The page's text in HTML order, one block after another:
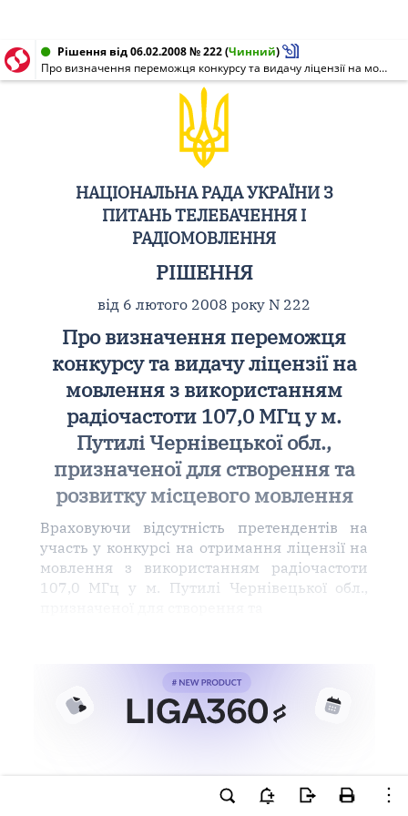
Рішення від 06.02.2008 № 222(Чинний)
Про визначення переможця конкурсу та видачу ліцензії на мовлення з використанням радіочастоти 107,0 МГц у м. Путилі Чернівецької обл., призначеної для створення та розвитку місцевого мовлення
НАЦІОНАЛЬНА РАДА УКРАЇНИ З
ПИТАНЬ ТЕЛЕБАЧЕННЯ І
РАДІОМОВЛЕННЯ
РІШЕННЯ
від 6 лютого 2008 року N 222
Про визначення переможця
конкурсу та видачу ліцензії на
мовлення з використанням
радіочастоти 107,0 МГц у м.
Путилі Чернівецької обл.,
призначеної для створення та
розвитку місцевого мовлення
Враховуючи відсутність претендентів на
участь у конкурсі на отримання ліцензії на
мовлення з використанням радіочастоти
107,0 МГц у м. Путилі Чернівецької обл.,
Ви намагаєтесь використати